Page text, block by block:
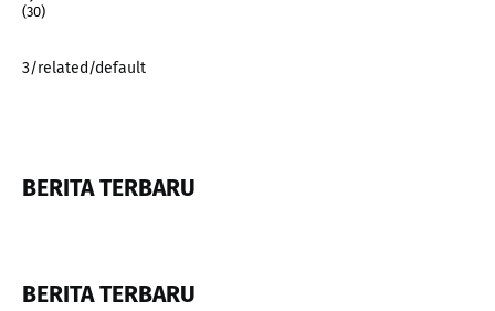
(30)
3/related/default
BERITA TERBARU
BERITA TERBARU